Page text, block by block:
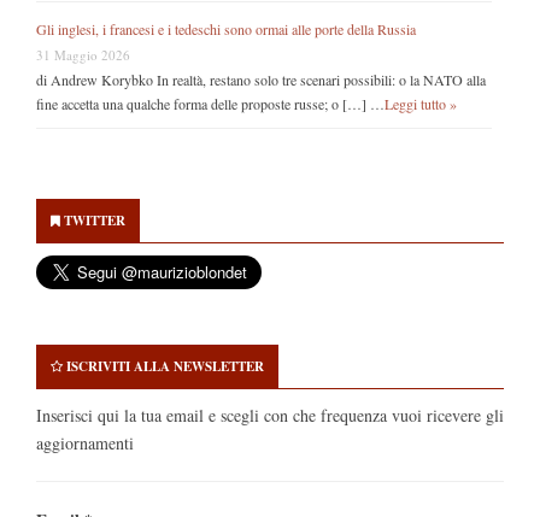
Gli inglesi, i francesi e i tedeschi sono ormai alle porte della Russia
31 Maggio 2026
di Andrew Korybko In realtà, restano solo tre scenari possibili: o la NATO alla
fine accetta una qualche forma delle proposte russe; o […] … Leggi tutto »
Sidebar
TWITTER
ISCRIVITI ALLA NEWSLETTER
Inserisci qui la tua email e scegli con che frequenza vuoi ricevere gli
aggiornamenti